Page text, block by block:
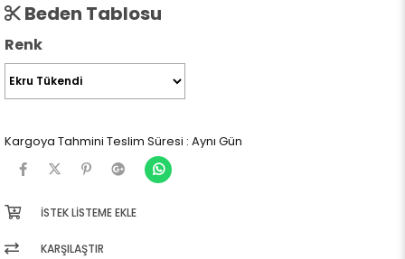
Beden Tablosu
Renk
Kargoya Tahmini Teslim Süresi : Aynı Gün
İSTEK LISTEME EKLE
KARŞILAŞTIR